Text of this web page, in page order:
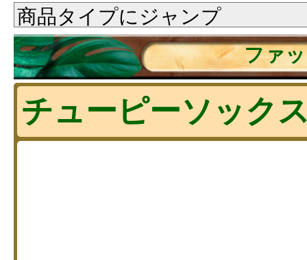
ファ
チューピーソック